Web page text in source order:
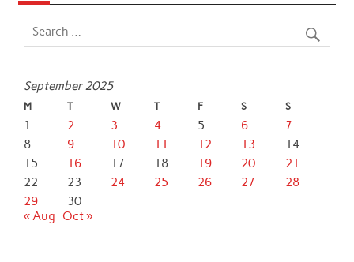
September 2025
M T W T F S S
1 2 3 4 5 6
7
8
9 10 11 12 13
14
15
16 17 18 19 20
21
22
23 24 25 26 27
28
29
30
« Aug
Oct »